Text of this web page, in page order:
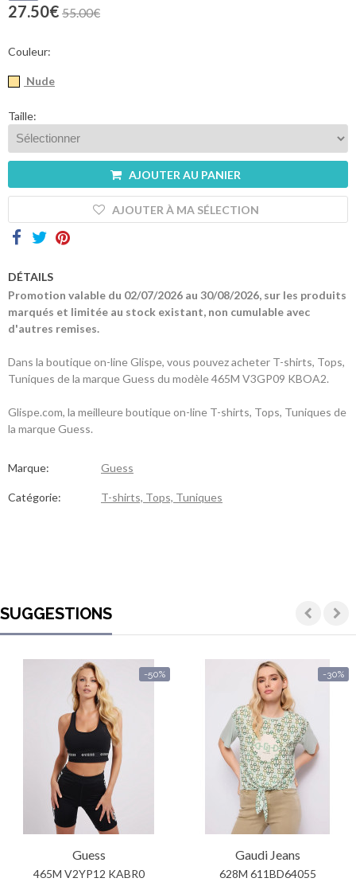
27.50€ 55.00€
Couleur:
Nude
Taille:
AJOUTER AU PANIER
AJOUTER À MA SÉLECTION
DÉTAILS
Promotion valable du 02/07/2026 au 30/08/2026, sur les produits
marqués et limitée au stock existant, non cumulable avec
d'autres remises.
Dans la boutique on-line Glispe, vous pouvez acheter T-shirts, Tops,
Tuniques de la marque Guess du modèle 465M V3GP09 KBOA2.
Glispe.com, la meilleure boutique on-line T-shirts, Tops, Tuniques de
la marque Guess.
Marque: Guess
Catégorie: T-shirts, Tops, Tuniques
SUGGESTIONS
-50%
Guess
465M V2YP12 KABR0
-30%
Gaudi Jeans
628M 611BD64055